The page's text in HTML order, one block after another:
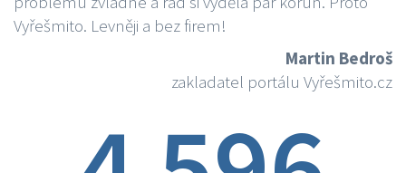
Vyřešmito. Levněji a bez firem!
Martin Bedroš
zakladatel portálu Vyřešmito.cz